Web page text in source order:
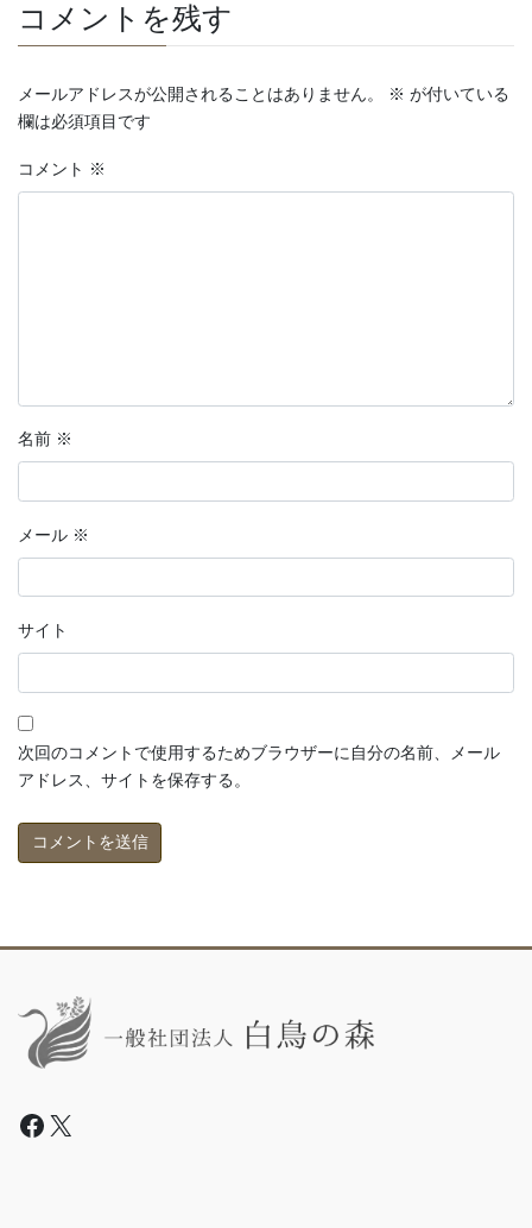
コメントを残す
メールアドレスが公開されることはありません。 ※ が付いている
欄は必須項目です
コメント ※
名前 ※
メール ※
サイト
次回のコメントで使用するためブラウザーに自分の名前、メール
アドレス、サイトを保存する。
Facebook
X